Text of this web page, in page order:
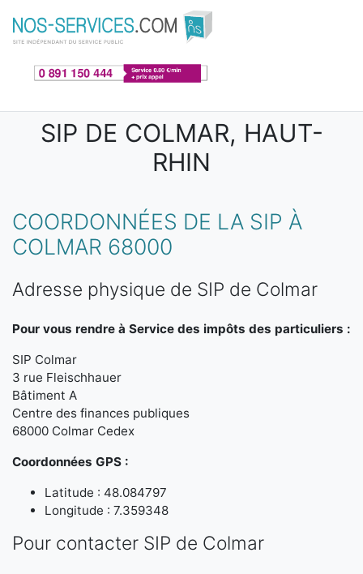
Aller au contenu principal
SIP DE COLMAR, HAUT-
RHIN
COORDONNÉES DE LA SIP À
COLMAR 68000
Adresse physique de SIP de Colmar
Pour vous rendre à Service des impôts des particuliers :
SIP Colmar
3 rue Fleischhauer
Bâtiment A
Centre des finances publiques
68000 Colmar Cedex
Coordonnées GPS :
Latitude : 48.084797
Longitude : 7.359348
Pour contacter SIP de Colmar